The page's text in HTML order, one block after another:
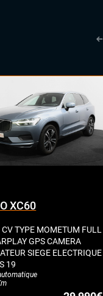
de conduite)
pneumatiques
HIFI DYNAUDIO
Start and Stop
XC60
TYPE MOMETUM FULL
GPS CAMERA
SIEGE ELECTRIQUE
19